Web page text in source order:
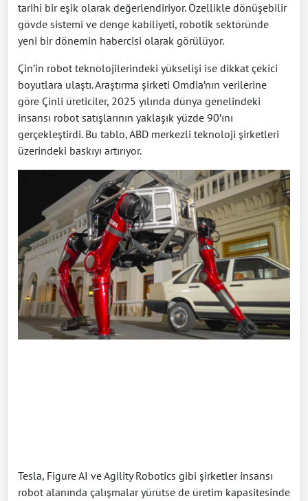
tarihi bir eşik olarak değerlendiriyor. Özellikle dönüşebilir
gövde sistemi ve denge kabiliyeti, robotik sektöründe
yeni bir dönemin habercisi olarak görülüyor.
Çin’in robot teknolojilerindeki yükselişi ise dikkat çekici
boyutlara ulaştı. Araştırma şirketi Omdia’nın verilerine
göre Çinli üreticiler, 2025 yılında dünya genelindeki
insansı robot satışlarının yaklaşık yüzde 90’ını
gerçekleştirdi. Bu tablo, ABD merkezli teknoloji şirketleri
üzerindeki baskıyı artırıyor.
Tesla, Figure AI veAgility Robotics gibi şirketler insansı
robot alanında çalışmalar yürütse de üretim kapasitesinde